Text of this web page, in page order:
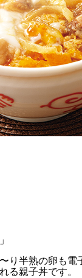
り半熟の卵も電
る親子丼です。